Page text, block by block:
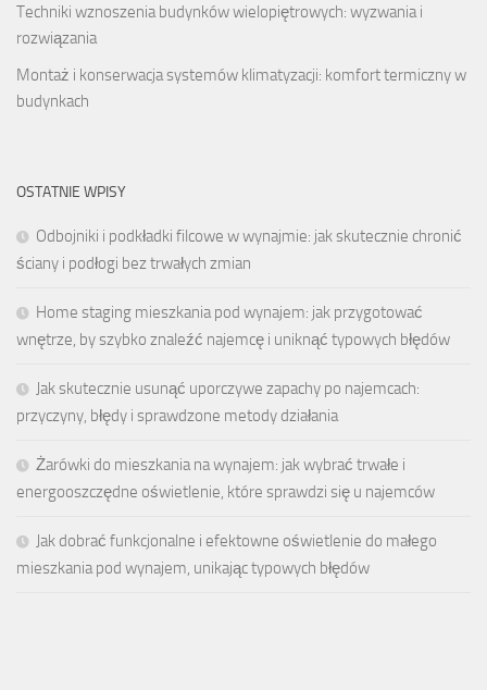
Techniki wznoszenia budynków wielopiętrowych: wyzwania i
rozwiązania
Montaż i konserwacja systemów klimatyzacji: komfort termiczny w
budynkach
OSTATNIE WPISY
Odbojniki i podkładki filcowe w wynajmie: jak skutecznie chronić
ściany i podłogi bez trwałych zmian
Home staging mieszkania pod wynajem: jak przygotować
wnętrze, by szybko znaleźć najemcę i uniknąć typowych błędów
Jak skutecznie usunąć uporczywe zapachy po najemcach:
przyczyny, błędy i sprawdzone metody działania
Żarówki do mieszkania na wynajem: jak wybrać trwałe i
energooszczędne oświetlenie, które sprawdzi się u najemców
Jak dobrać funkcjonalne i efektowne oświetlenie do małego
mieszkania pod wynajem, unikając typowych błędów